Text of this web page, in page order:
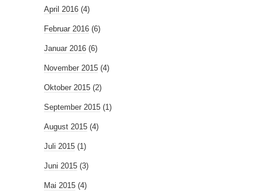
April 2016 (4)
Februar 2016 (6)
Januar 2016 (6)
November 2015 (4)
Oktober 2015 (2)
September 2015 (1)
August 2015 (4)
Juli 2015 (1)
Juni 2015 (3)
Mai 2015 (4)